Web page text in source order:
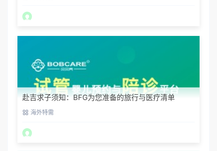
赴吉求子须知：BFG为您准备的旅行与医疗清单
海外特需